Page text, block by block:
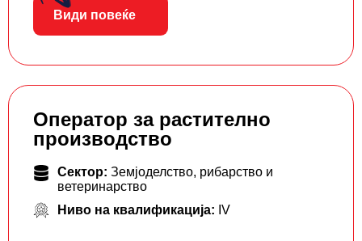
Види повеќе
Оператор за растително
производство
Сектор: Земјоделство, рибарство и
ветеринарство
Ниво на квалификација: IV